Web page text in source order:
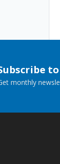
monthly